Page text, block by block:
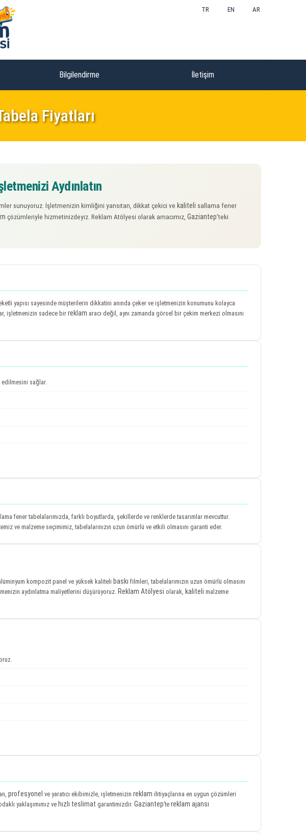
TR EN AR
Bilgilendirme İletişim
Fiyatları
Aydınlatın
sunuyoruz. İşletmenizin kimliğini yansıtan, dikkat çekici ve kaliteli sallama fener
çözümleriyle hizmetinizdeyiz. Reklam Atölyesi olarak amacımız, Gaziantep’teki
yapısı sayesinde müşterilerin dikkatini anında çeker ve işletmenizin konumunu kolayca
işletmenizin sadece birreklam aracı değil, aynı zamanda görsel bir çekim merkezi olmasını
sağlar.
fener tabelalarımızda, farklı boyutlarda, şekillerde ve renklerde tasarımlar mevcuttur.
ve malzeme seçimimiz, tabelalarınızın uzun ömürlü ve etkili olmasını garanti eder.
kompozit panel ve yüksek kaliteli baskı filmleri, tabelalarımızın uzun ömürlü olmasını
aydınlatma maliyetlerini düşürüyoruz. Reklam Atölyesi olarak, kaliteli malzeme
profesyonel ve yaratıcı ekibimizle, işletmenizin reklam ihtiyaçlarına en uygun çözümleri
yaklaşımımız ve hızlı teslimat garantimizdir. Gaziantep’te reklam ajansı